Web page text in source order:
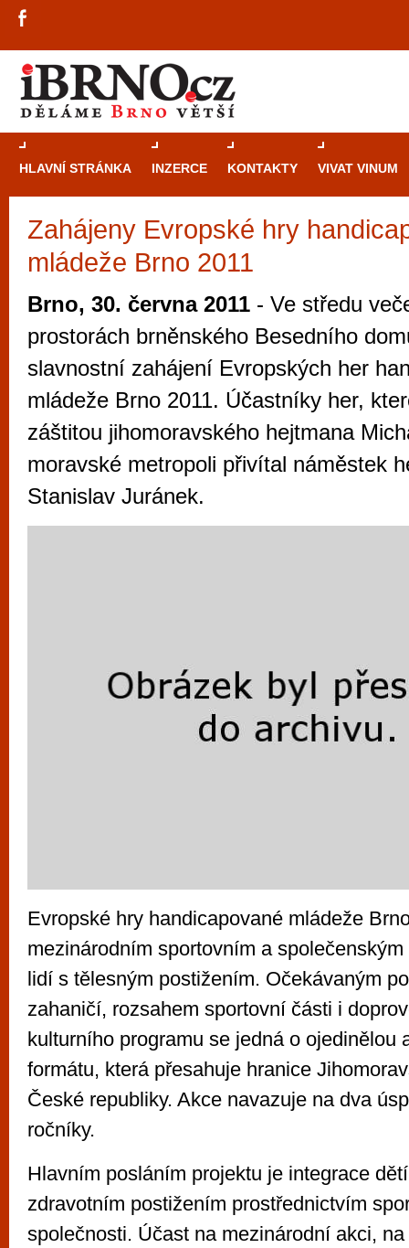
HLAVNÍ STRÁNKA INZERCE KONTAKTY VIVAT VINUM
Zahájeny Evropské hry
mládeže Brno 2011
Brno, 30. června 2011 - Ve středu
prostorách brněnského Besedního
slavnostní zahájení Evropských her
mládeže Brno 2011. Účastníky her,
záštitou jihomoravského hejtmana
moravské metropoli přivítal náměstek
Stanislav Juránek.
Evropské hry handicapované mládeže
mezinárodním sportovním a
lidí s tělesným postižením. Očekávaným
zahaničí, rozsahem sportovní části i
kulturního programu se jedná o ojedinělou
formátu, která přesahuje hranice
České republiky. Akce navazuje na dva
ročníky.
Hlavním posláním projektu je integrace
zdravotním postižením prostřednictvím
společnosti. Účast na mezinárodní akci,
Průvodce
Brno je
zajímavé
restaurace,
Mimo jiné je ale také místem, kde si
vyzkoušet různé kasinové hry. V
metropoli naleznete širokou nabídku her
po moderní automaty jak pro pravidelné
příležitostné hráče. V...